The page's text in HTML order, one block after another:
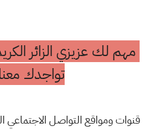
مهم لك عزيزي الزائر
تواجدك
قنوات ومواقع التواصل الاجتماعي